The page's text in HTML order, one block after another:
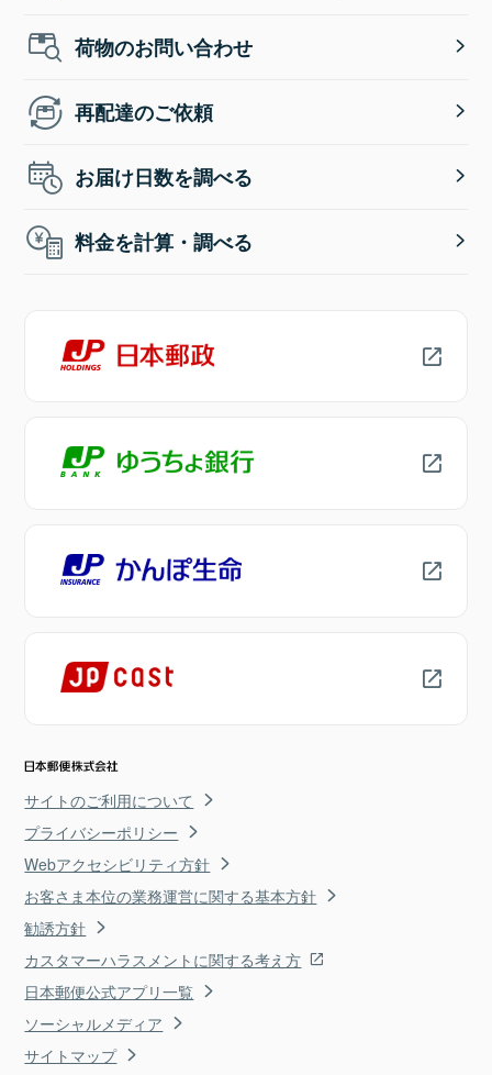
荷物のお問い合わせ
再配達のご依頼
お届け日数を調べる
料金を計算・調べる
サイトのご利用について
プライバシーポリシー
Webアクセシビリティ方針
お客さま本位の業務運営に関する基本方針
勧誘方針
カスタマーハラスメントに関する考え方
日本郵便公式アプリ一覧
ソーシャルメディア
サイトマップ